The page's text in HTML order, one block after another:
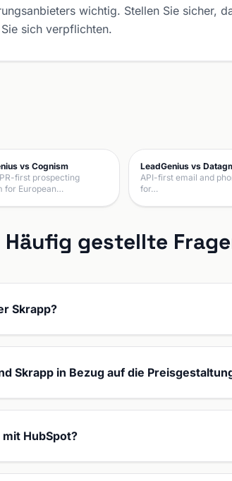
wichtig. Stellen Sie sicher,
sich verpflichten.
vs Cognism
first prospecting
for European…
LeadGenius vs
API-first email and
for…
Häufig gestellte
Skrapp?
Skrapp in Bezug auf die
HubSpot?